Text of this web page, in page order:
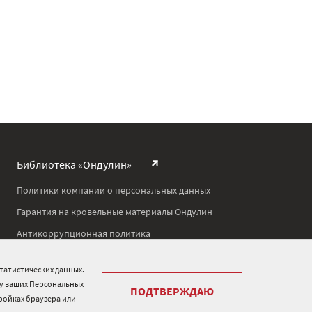
данных.
ваших Персональных
браузера или
ПОДТВЕРЖДАЮ
Библиотека «Ондулин»
Политики компании о персональных данных
Гарантия на кровельные материалы Ондулин
Антикоррупционная политика